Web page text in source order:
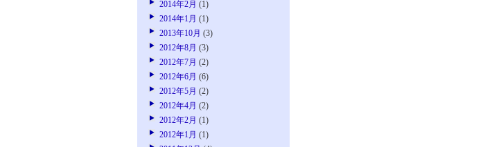
2014年2月 (1)
2014年1月 (1)
2013年10月 (3)
2012年8月 (3)
2012年7月 (2)
2012年6月 (6)
2012年5月 (2)
2012年4月 (2)
2012年2月 (1)
2012年1月 (1)